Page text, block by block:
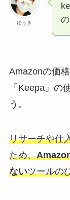
ゆうき
Amazonの価
「Keepa」の
う。
リサーチや仕
ため、
ないツールの